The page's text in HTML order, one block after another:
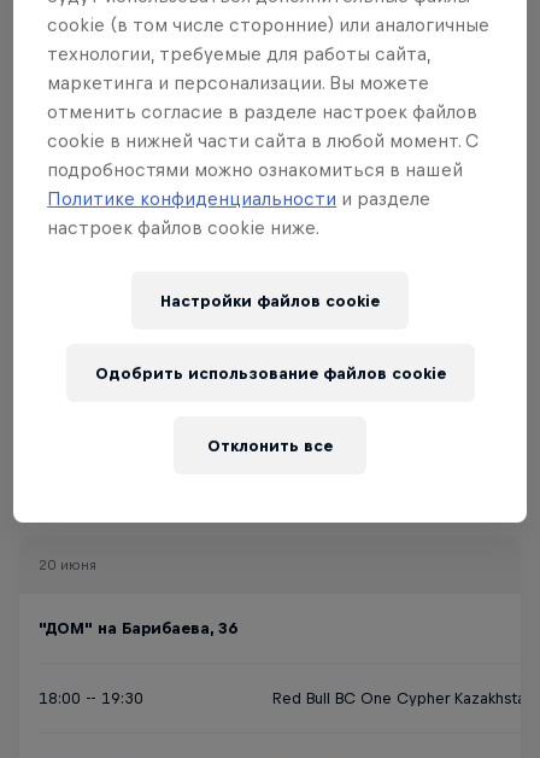
19 июня
17:30 -- 19:00 Мастеркласс от
20 июня
"ДОМ" на Барибаева, 36
18:00 -- 19:30 Red Bull BС One Cypher
cookie (в том числе сторонние) или аналогичные
технологии, требуемые для работы сайта,
маркетинга и персонализации. Вы можете
отменить согласие в разделе настроек файлов
cookie в нижней части сайта в любой момент. С
подробностями можно ознакомиться в нашей
Политике конфиденциальности и разделе
настроек файлов cookie ниже.
Настройки файлов cookie
Отклонить все
Одобрить использование файлов cookie